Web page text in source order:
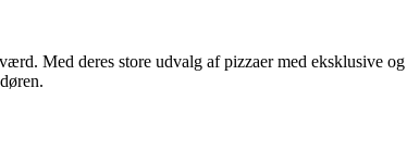
Med deres store udvalg af pizzaer med eksklusive